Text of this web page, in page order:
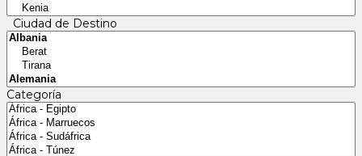
Ciudad de Destino
Categoría